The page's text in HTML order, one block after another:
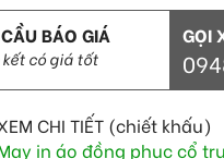
BÁO GIÁ
kết có giá tốt
GỌI
CHI TIẾT (chiết khấu)
in áo đồng phục cổ trụ